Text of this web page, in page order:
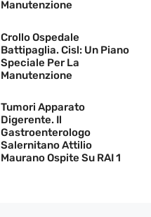
Manutenzione
Crollo Ospedale
Battipaglia. Cisl: Un Piano
Speciale Per La
Manutenzione
Tumori Apparato
Digerente. Il
Gastroenterologo
Salernitano Attilio
Maurano Ospite Su RAI 1